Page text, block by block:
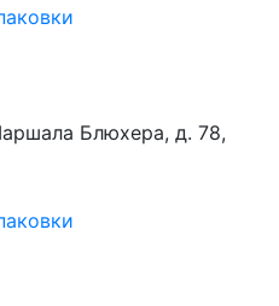
Блюхера, д. 78,